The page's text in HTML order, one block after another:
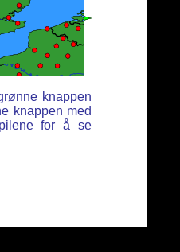
knappen
knappen med
for å se